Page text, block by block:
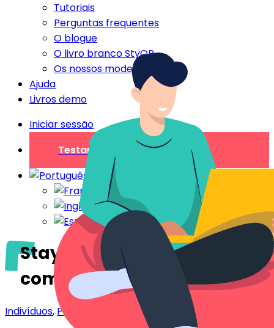
Tutoriais
Perguntas frequentes
O blogue
O livro branco StyQR
Os nossos modelos StyQR
Ajuda
Livros demo
Iniciar sessão
Testar gratuitamente
Staycation: a viagem que
começa em casa
Indivíduos, Profissionais